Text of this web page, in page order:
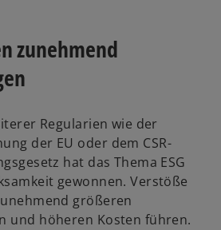
zunehmend
Regularien wie der
der EU oder dem CSR-
hat das Thema ESG
gewonnen. Verstöße
größeren
und höheren Kosten führen.